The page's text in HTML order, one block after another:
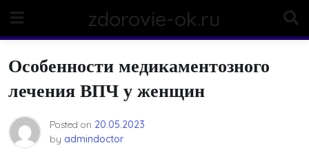
content
zdorovie-ok.ru
Особенности медикаментозного
лечения ВПЧ у женщин
Posted on 20.05.2023
by admindoctor